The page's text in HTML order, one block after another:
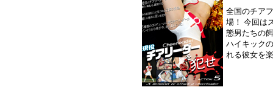
全国のチア
場！ 今回は
態男たちの
ハイキック
れる彼女を